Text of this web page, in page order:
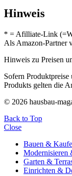
Hinweis
* = Afilliate-Link
Als Amazon-Partner
Hinweis zu Preisen
Sofern
Produkts gelten die
© 2026 hausbau-
Back to Top
Close
Bauen &
Modernisieren
Garten &
Einrichten &